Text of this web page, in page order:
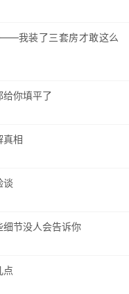
我装了三套房才敢这么
给你填平了
真相
谈
节没人会告诉你
点